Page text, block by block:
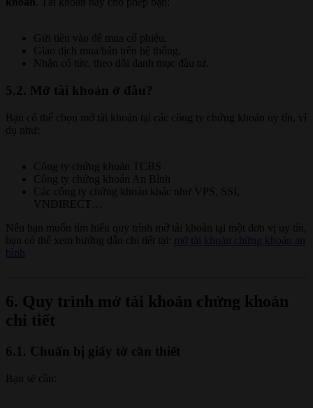
Gửi tiền vào để mua cổ phiếu.
Giao dịch mua/bán trên hệ thống.
Nhận cổ tức, theo dõi danh mục đầu tư.
5.2. Mở tài khoản ở đâu?
Bạn có thể chọn mở tài khoản tại các công ty chứng khoán uy tín, ví
dụ như:
Công ty chứng khoán TCBS
Công ty chứng khoán An Bình
Các công ty chứng khoán khác như VPS, SSI,
VNDIRECT…
Nếu bạn muốn tìm hiểu quy trình mở tài khoản tại một đơn vị uy tín,
bạn có thể xem hướng dẫn chi tiết tại:
mở tài khoản chứng khoán an
bình
6. Quy trình mở tài khoản chứng khoán
chi tiết
6.1. Chuẩn bị giấy tờ cần thiết
Bạn sẽ cần: